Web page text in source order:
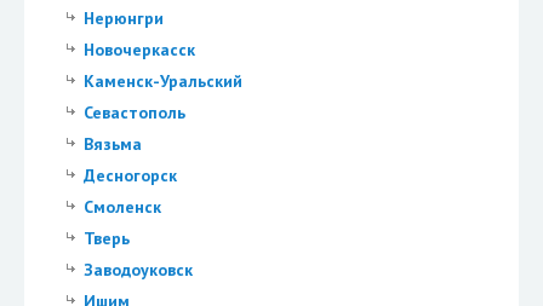
Нерюнгри
Новочеркасск
Каменск-Уральский
Севастополь
Вязьма
Десногорск
Смоленск
Тверь
Заводоуковск
Ишим